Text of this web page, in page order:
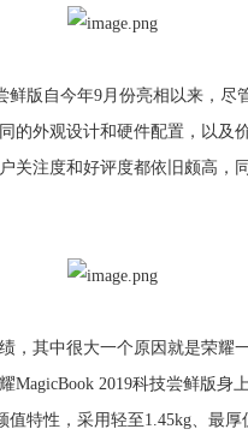
版自今年9月份亮相以来，尽
的外观设计和硬件配置，以及
关注度和好评度都依旧颇高，
其中很大一个原因就是荣耀
MagicBook 2019科技尝鲜版身
值特性，采用轻至1.45kg、最